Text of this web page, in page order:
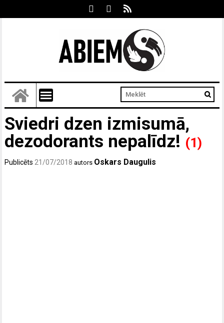
Sviedri dzen izmisumā,
dezodorants nepalīdz! (1)
Publicēts 21/07/2018 autors Oskars Daugulis